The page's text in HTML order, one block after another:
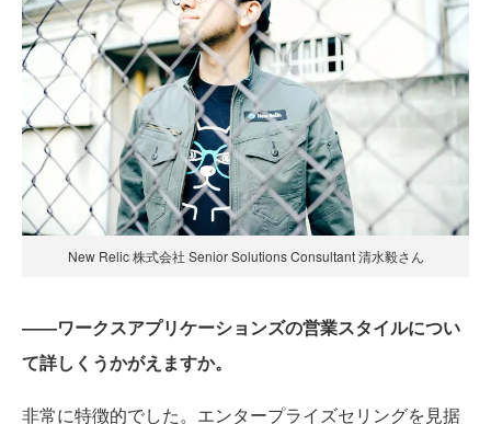
New Relic 株式会社 Senior Solutions Consultant 清水毅さん
――ワークスアプリケーションズの営業スタイルについ
て詳しくうかがえますか。
非常に特徴的でした。エンタープライズセリングを見据